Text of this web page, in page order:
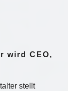
wird CEO,
stellt